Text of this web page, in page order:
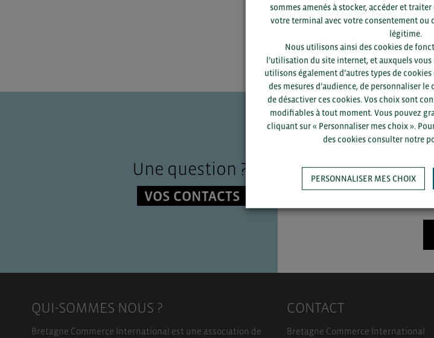
ACCÉDEZ À LA
Une question ?
VOS CONTACTS
QUI-SOMMES NOUS ?
Bretagne Commerce International est une association de
CONTACT
Bretagne Commerce International
sommes amenés à stocker, accéder et
votre terminal avec votre consentement
légitime.
Nous utilisons ainsi des cookies de
l’utilisation du site internet, et auxquels vous
utilisons également d’autres types de
des mesures d’audience, de personnaliser
de désactiver ces cookies. Vos choix sont
modifiables à tout moment. Vous pouvez
cliquant sur « Personnaliser mes choix ».
des cookies consulter notre
PERSONNALISER MES CHOIX